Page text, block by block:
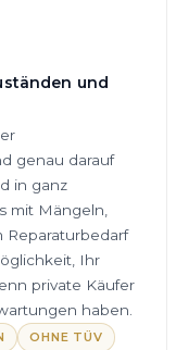
und
genau darauf
in ganz
mit Mängeln,
Ihr
private Käufer
haben.
OHNE TÜV